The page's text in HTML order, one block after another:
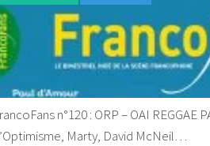
n°120 : ORP – OAI REGGAE
Marty, David McNeil…